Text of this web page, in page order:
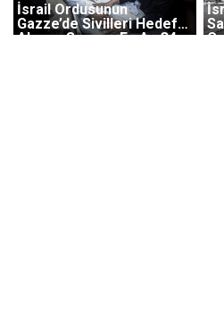
İsrail Ordusunun
Gazze’de Sivilleri Hedef
Alması Sonucu En Az 34